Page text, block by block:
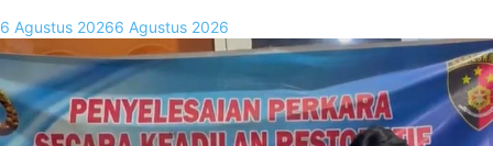
6 Agustus 20266 Agustus 2026